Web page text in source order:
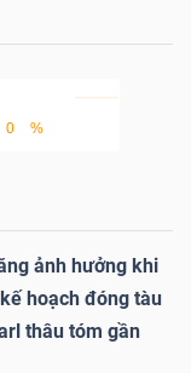
0 %
ảnh hưởng khi
hoạch đóng tàu
thâu tóm gần